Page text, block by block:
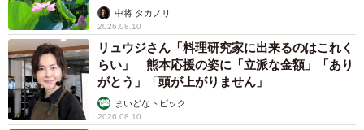
す。一見石のようで深緑色をしています。爬虫類であれば
ワニの卵とかも独特ですね。私たちは卵といえば鶏の卵の
色と形を思い浮かべますが、実は卵はさまざまなタイプが
あって面白いんですよ！ 鳥類の卵は色や模様が多様です
し、爬虫類は形がさまざまです」
中将 タカノリ
2026.08.10
リュウジさん「料理研究家に出来るのはこれく
らい」 熊本応援の姿に「立派な金額」「あり
がとう」「頭が上がりません」
まいどなトピック
2026.08.10